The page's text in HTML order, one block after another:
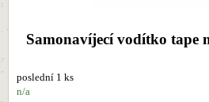
Samonavíjecí vodítko tape
poslední 1 ks
n/a